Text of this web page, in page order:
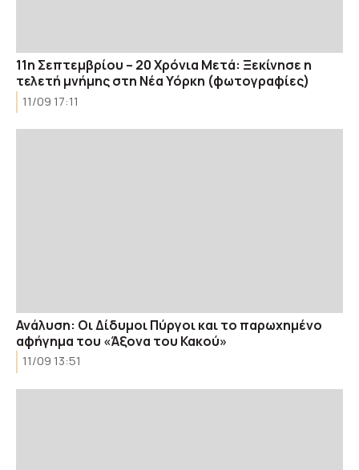
11η Σεπτεμβρίου – 20 Χρόνια Μετά: Ξεκίνησε η
τελετή μνήμης στη Νέα Υόρκη (φωτογραφίες)
11/09 17:11
Ανάλυση: Οι Δίδυμοι Πύργοι και το παρωχημένο
αφήγημα του «Άξονα του Κακού»
11/09 13:51